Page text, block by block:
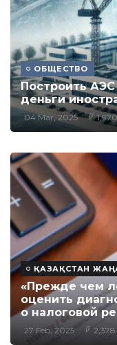
ОБЩЕСТВО
Построить АЭС
деньги
04 Mar, 2025
ҚАЗАҚСТАН
«Прежде чем
оценить
о налоговой
27 Feb, 2025